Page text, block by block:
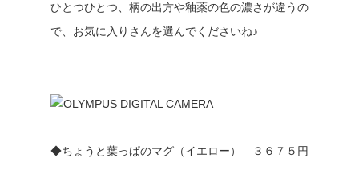
ひとつひとつ、柄の出方や釉薬の色の濃さが違うの
で、お気に入りさんを選んでくださいね♪
◆ちょうと葉っぱのマグ（イエロー） ３６７５円